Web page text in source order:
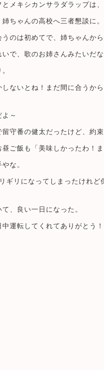
メキシカンサラダラップは
ちゃんの高校へ三者懇談に
のは初めてで、姉ちゃんか
で、歌のお姉さんみたいだな
しないとね！まだ間に合うか
～
守番の健太だったけど、約
ご飯も「美味しかったわ！
な。
ギリになってしまったけれ
、良い一日になった。
運転してくれてありがとう！